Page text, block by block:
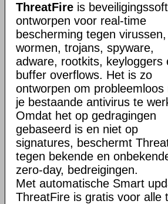
ThreatFire is
ontworpen voor real-time
bescherming tegen virussen,
wormen, trojans, spyware,
adware, rootkits, keyloggers
buffer overflows. Het is zo
ontworpen om probleemloos
je bestaande antivirus te
Omdat het op gedragingen
gebaseerd is en niet op
signatures, beschermt
tegen bekende en
zero-day, bedreigingen.
Met automatische Smart
ThreatFire is gratis voor alle